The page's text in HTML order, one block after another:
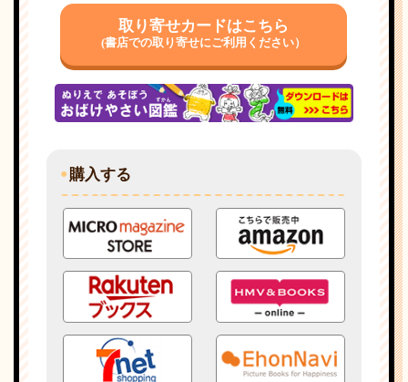
取り寄せカードはこちら
(書店での取り寄せにご利用ください）
購入する